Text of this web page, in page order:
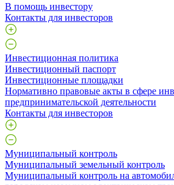
В помощь инвестору
Контакты для инвесторов
Инвестиционная политика
Инвестиционный паспорт
Инвестиционные площадки
Нормативно правовые акты в сфере
предпринимательской деятельности
Контакты для инвесторов
Муниципальный контроль
Муниципальный земельный контроль
Муниципальный контроль на